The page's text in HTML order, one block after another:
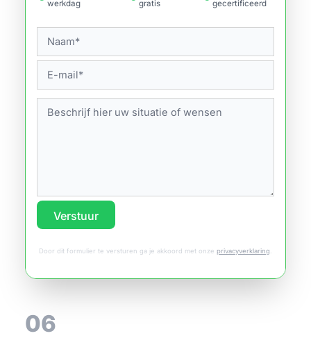
werkdag
gratis
gecertificeerd
Verstuur
Door dit formulier te versturen ga je akkoord met onze privacyverklaring
06